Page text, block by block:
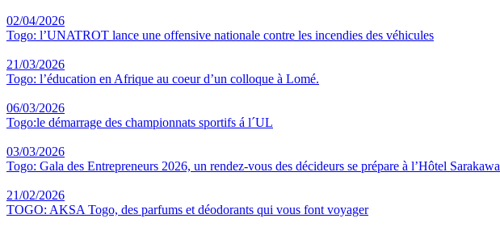
02/04/2026
Togo: l’UNATROT lance une offensive nationale contre les incendies des véhicules
21/03/2026
Togo: l’éducation en Afrique au coeur d’un colloque à Lomé.
06/03/2026
Togo:le démarrage des championnats sportifs á l´UL
03/03/2026
Togo: Gala des Entrepreneurs 2026, un rendez-vous des décideurs se prépare à l’Hôtel Sarakawa
21/02/2026
TOGO: AKSA Togo, des parfums et déodorants qui vous font voyager